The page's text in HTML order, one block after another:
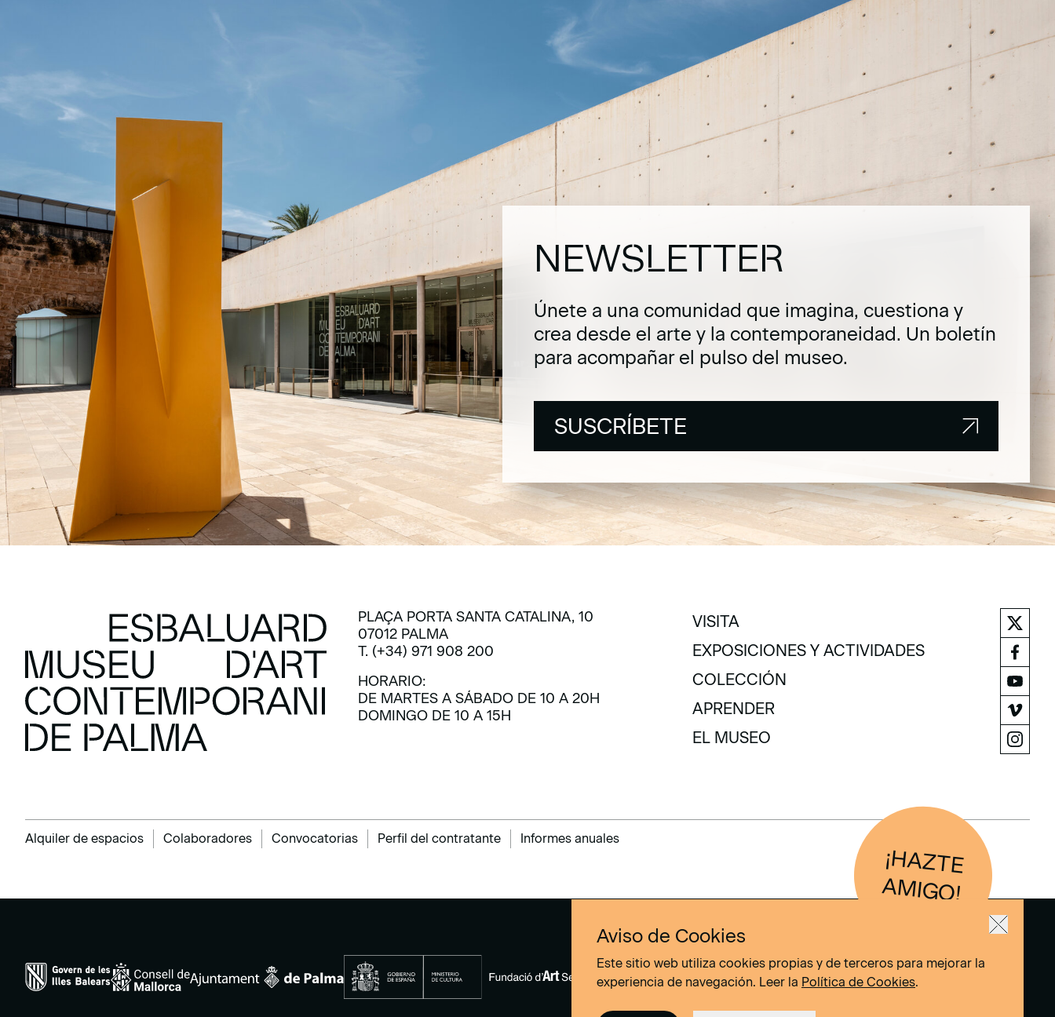
NEWSLETTER
Únete a una comunidad que imagina, cuestiona y
crea desde el arte y la contemporaneidad. Un boletín
para acompañar el pulso del museo.
SUSCRÍBETE
PLAÇA PORTA SANTA CATALINA, 10
07012 PALMA
T. (+34) 971 908 200
HORARIO:
DE MARTES A SÁBADO DE 10 A 20H
DOMINGO DE 10 A 15H
VISITA
VISITA
EXPOSICIONES Y ACTIVIDADES
EXPOSICIONES Y ACTIVIDADES
COLECCIÓN
COLECCIÓN
APRENDER
APRENDER
EL MUSEO
Alquiler de espacios Colaboradores Convocatorias Perfil del contratante Informes anuales
¡H
AZTE
AM
IG
O
!
Aviso de Cookies
Este sitio web utiliza cookies propias y de terceros para mejorar la
experiencia de navegación. Leer la Política de Cookies.